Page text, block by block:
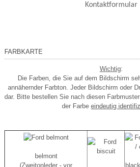
Kontaktformular
FARBKARTE
Wichtig:
Die Farben, die Sie auf dem Bildschirm
annähernder Farbton. Jeder Bildschirm oder
dar. Bitte bestellen Sie nach diesen
der Farbeeindeutig
belmont
(Zweitonleder - vor